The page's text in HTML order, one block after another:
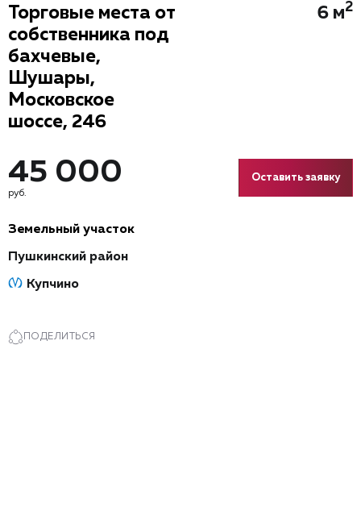
Торговые места от
собственника под
бахчевые,
Шушары,
Московское
шоссе, 246
6 м2
Земельный участок
Купчино
Пушкинский район
ПОДЕЛИТЬСЯ
45 000
руб.
Оставить заявку